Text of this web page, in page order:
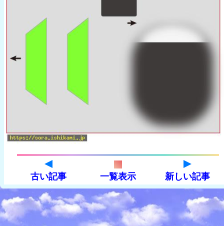
古い記事 一覧表示 新しい記事